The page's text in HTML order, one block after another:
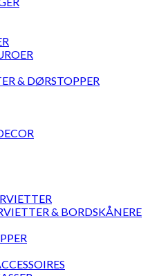
& DØRSTOPPER
& BORDSKÅNERE